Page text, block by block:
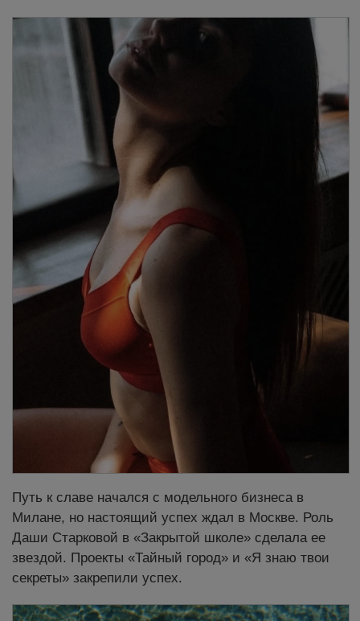
Путь к славе начался с модельного бизнеса в
Милане, но настоящий успех ждал в Москве. Роль
Даши Старковой в «Закрытой школе» сделала ее
звездой. Проекты «Тайный город» и «Я знаю твои
секреты» закрепили успех.